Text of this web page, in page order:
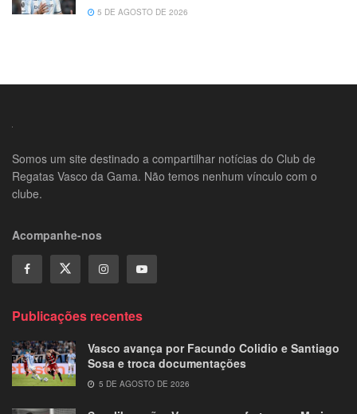
5 DE AGOSTO DE 2026
Somos um site destinado a compartilhar notícias do Club de
Regatas Vasco da Gama. Não temos nenhum vínculo com o
clube.
Acompanhe-nos
Publicações recentes
Vasco avança por Facundo Colidio e Santiago
Sosa e troca documentações
5 DE AGOSTO DE 2026